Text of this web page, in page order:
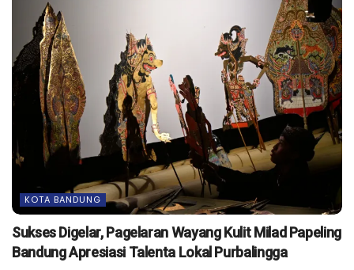
KOTA BANDUNG
Sukses Digelar, Pagelaran Wayang Kulit Milad Papeling
Bandung Apresiasi Talenta Lokal Purbalingga